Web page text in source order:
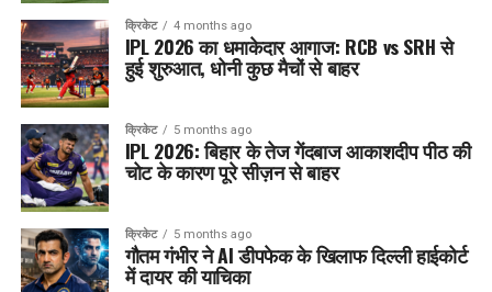
क्रिकेट 4 months ago
IPL 2026 का धमाकेदार आगाज: RCB vs SRH से
हुई शुरुआत, धोनी कुछ मैचों से बाहर
क्रिकेट 5 months ago
IPL 2026: बिहार के तेज गेंदबाज आकाशदीप पीठ की
चोट के कारण पूरे सीज़न से बाहर
क्रिकेट 5 months ago
गौतम गंभीर ने AI डीपफेक के खिलाफ दिल्ली हाईकोर्ट
में दायर की याचिका